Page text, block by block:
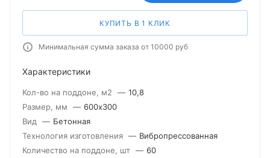
КУПИТЬ В 1 КЛИК
Минимальная сумма заказа от 10000 руб
Характеристики
Кол-во на поддоне, м2 — 10,8
Размер, мм
— 600х300
Вид
— Бетонная
Технология изготовления — Вибропрессованная
Количество на поддоне, шт — 60